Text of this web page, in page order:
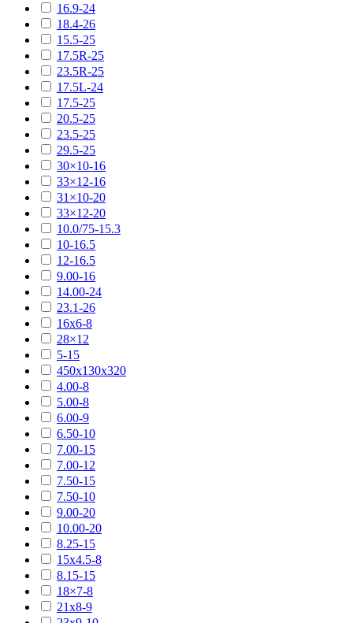
16.9-24
18.4-26
15.5-25
17.5R-25
23.5R-25
17.5L-24
17.5-25
20.5-25
23.5-25
29.5-25
30×10-16
33×12-16
31×10-20
33×12-20
10.0/75-15.3
10-16.5
12-16.5
9.00-16
14.00-24
23.1-26
16х6-8
28×12
5-15
450х130х320
4.00-8
5.00-8
6.00-9
6.50-10
7.00-15
7.00-12
7.50-15
7.50-10
9.00-20
10.00-20
8.25-15
15х4.5-8
8.15-15
18×7-8
21х8-9